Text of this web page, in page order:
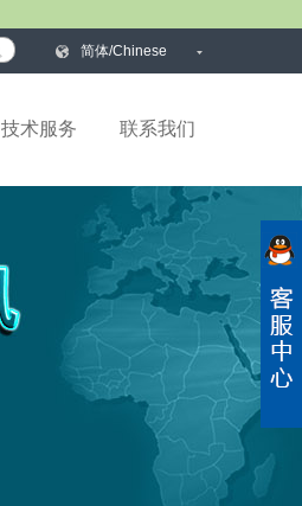
简体/Chinese
技术服务 联系我们